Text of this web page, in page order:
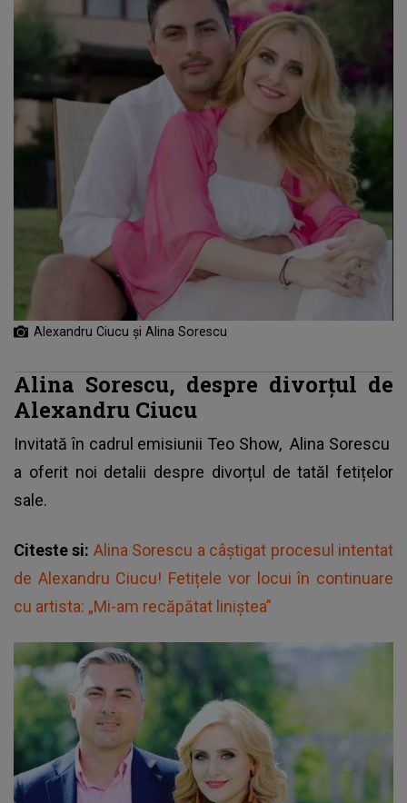
Alexandru Ciucu și Alina Sorescu
Alina Sorescu, despre divorțul de
Alexandru Ciucu
Invitată în cadrul emisiunii Teo Show,Alina Sorescu
a oferit noi detalii despre divorțul de tatăl fetițelor
sale.
Citeste si: Alina Sorescu a câștigat procesul intentat
de Alexandru Ciucu! Fetițele vor locui în continuare
cu artista: „Mi-am recăpătat liniștea”